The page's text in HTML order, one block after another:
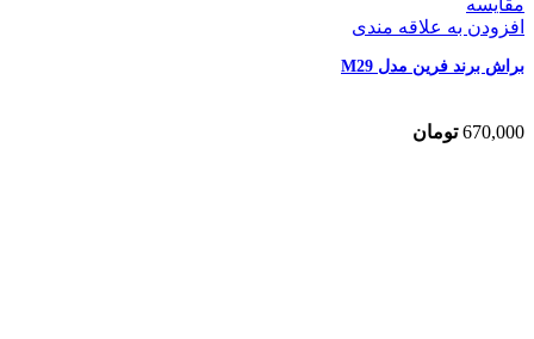
مقایسه
افزودن به علاقه مندی
براش برند فرین مدل M29
670,000 تومان